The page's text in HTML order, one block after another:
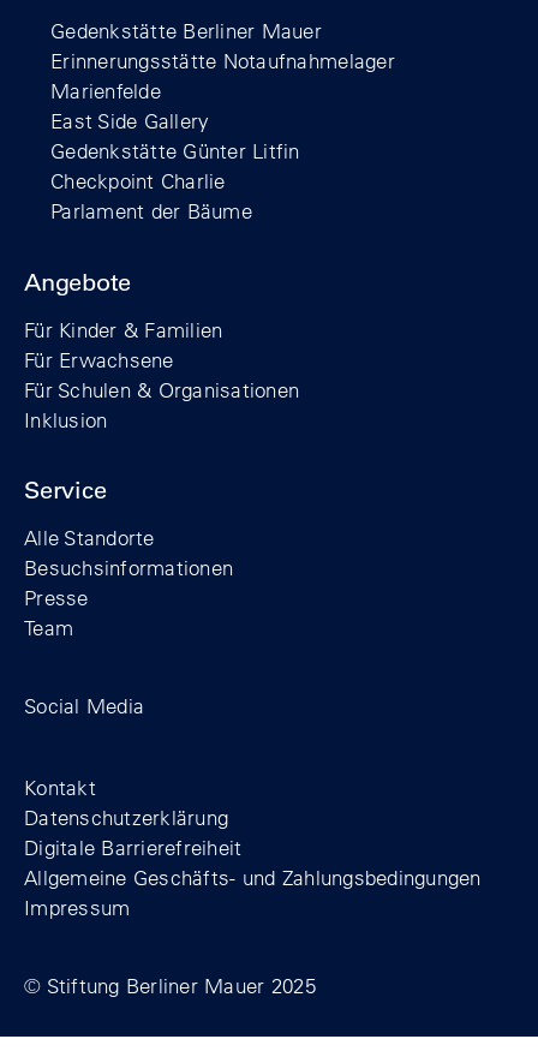
Gedenkstätte Berliner Mauer
Erinnerungsstätte Notaufnahmelager
Marienfelde
East Side Gallery
Gedenkstätte Günter Litfin
Checkpoint Charlie
Parlament der Bäume
Angebote
Für Kinder & Familien
Für Erwachsene
Für Schulen & Organisationen
Inklusion
Service
Alle Standorte
Besuchsinformationen
Presse
Team
Social Media
Kontakt
Datenschutzerklärung
Digitale Barrierefreiheit
Allgemeine Geschäfts- und Zahlungsbedingungen
Impressum
© Stiftung Berliner Mauer 2025